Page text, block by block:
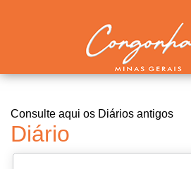
Consulte aqui os Diários antigos
Diário